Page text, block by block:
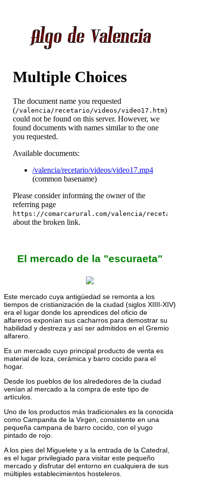
El mercado de la "escuraeta"
Este mercado cuya antigüedad se remonta a los
tiempos de cristianización de la ciudad (siglos XIIII-XIV)
era el lugar donde los aprendices del oficio de
alfareros exponían sus cacharros para demostrar su
habilidad y destreza y así ser admitidos en el Gremio
alfarero.
Es un mercado cuyo principal producto de venta es
material de loza, cerámica y barro cocido para el
hogar.
Desde los pueblos de los alrededores de la ciudad
venían al mercado a la compra de este tipo de
artículos.
Uno de los productos más tradicionales es la conocida
como Campanita de la Virgen, consistente en una
pequeña campana de barro cocido, con el yugo
pintado de rojo.
A los pies del Miguelete y a la entrada de la Catedral,
es el lugar privilegiado para visitar este pequeño
mercado y disfrutar del entorno en cualquiera de sus
múltiples establecimientos hosteleros.